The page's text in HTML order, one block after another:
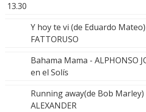
13.30
Y hoy te vi (de Eduardo
FATTORUSO
Bahama Mama - ALPHONSO
en el Solís
Running away(de Bob
ALEXANDER